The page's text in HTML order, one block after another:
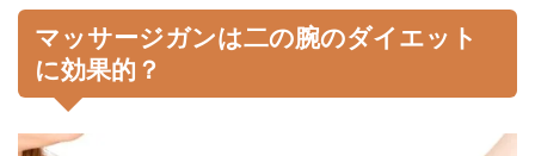
マッサージガンは二の腕のダイエット
に効果的？